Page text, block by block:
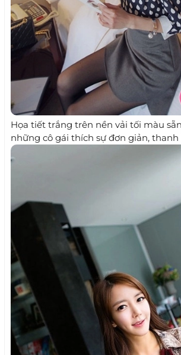
Họa tiết trắng trên nền vải tối màu
những cô gái thích sự đơn giản, thanh